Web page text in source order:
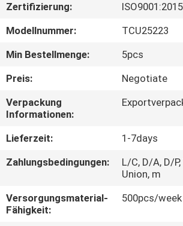
FABRIK-
AUSFLUG
QUALITÄTSKONTROLLE
TRETEN
SIE
MIT
IN
VERBINDUNG
Zertifizierung:
ISO9001:2015
Modellnummer:
TCU25223
Min Bestellmenge:
5pcs
Preis:
Negotiate
Verpackung
Informationen:
Lieferzeit:
1-7days
Zahlungsbedingungen:
L/C, D/A, D/
Union, m
Versorgungsmaterial-
Fähigkeit:
500pcs/week